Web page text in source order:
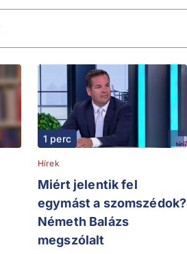
1 perc
Hírek
Miért jelentik fel
egymást a szomszédok?
Németh Balázs
megszólalt